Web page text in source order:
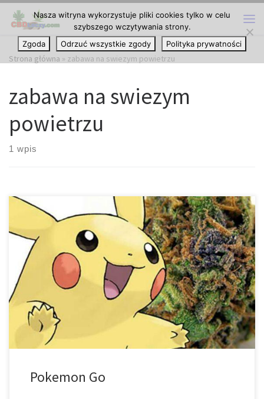
Przejdź do treści
Strona główna » zabawa na swiezym powietrzu
zabawa na swiezym
powietrzu
1 wpis
Pokemon Go to idealna gra dla palaczy marihuany! Jeśli nie żyjesz
pod kamieniem, z pewnością świadom jesteś istnienia Pokemon
Go. A jeśli to czytasz, z pewnością już wiesz, jak zabawnie jest
grać w pokemony, kiedy jesteś na haju. Pokemon Go to zabawna i
wciągająca gra. Jest to idealna gra dla […]
Pokemon Go
Nasza witryna wykorzystuje pliki cookies tylko w celu
szybszego wczytywania strony.
Zgoda
Odrzuć wszystkie zgody Polityka prywatności